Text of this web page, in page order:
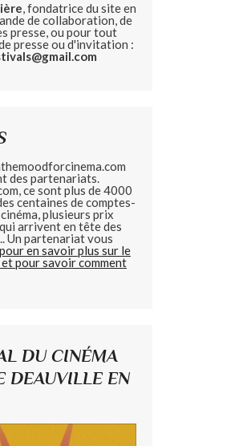
, fondatrice du site en
de collaboration, de
presse, ou pour tout
presse ou d'invitation :
des partenariats.
ce sont plus de 4000
centaines de comptes-
plusieurs prix
arrivent en tête des
Un partenariat vous
en savoir plus sur le
pour savoir comment
DU CINÉMA
DEAUVILLE EN